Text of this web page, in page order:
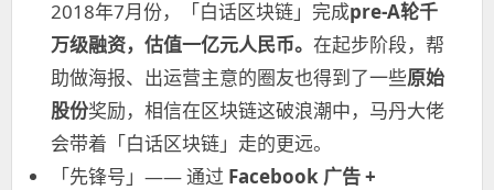
2018年7月份，「白话区块链」完成pre-A轮千
万级融资，估值一亿元人民币。 在起步阶段，帮
助做海报、出运营主意的圈友也得到了一些原始
股份奖励，相信在区块链这破浪潮中，马丹大佬
会带着「白话区块链」走的更远。
「先锋号」—— 通过 Facebook 广告 +